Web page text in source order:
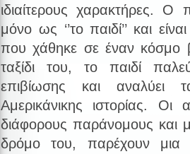
ιδιαίτερους χαρακτήρες. Ο
μόνο ως ‘’το παιδί’’ και
που χάθηκε σε έναν κόσμο
ταξίδι του, το παιδί
επιβίωσης και αναλύει
Αμερικάνικης ιστορίας. Οι
διάφορους παράνομους και
δρόμο του, παρέχουν μια